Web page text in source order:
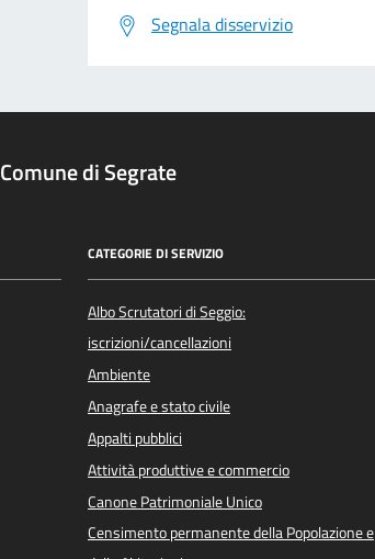
Segnala disservizio
Comune di Segrate
CATEGORIE DI SERVIZIO
Albo Scrutatori di Seggio:
iscrizioni/cancellazioni
Ambiente
Anagrafe e stato civile
Appalti pubblici
Attività produttive e commercio
Canone Patrimoniale Unico
Censimento permanente della Popolazione e